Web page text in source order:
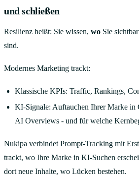
und schließen
Resilienz heißt: Sie wissen, wo Sie
sind.
Modernes Marketing trackt:
Klassische KPIs: Traffic, Rankings,
KI-Signale: Auftauchen Ihrer Marke in
AI Overviews - und für welche
Nukipa verbindet Prompt-Tracking mit
trackt, wo Ihre Marke in KI-Suchen
dort neue Inhalte, wo Lücken bestehen.